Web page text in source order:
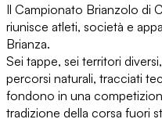
Il Campionato Brianzolo di
riunisce atleti, società e
Brianza.
Sei tappe, sei territori
percorsi naturali, tracciati
fondono in una
tradizione della corsa fuori